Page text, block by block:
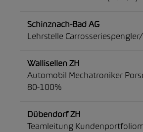
Schinznach-Bad AG
Lehrstelle
Wallisellen ZH
Automobil Mechatroniker
80-100%
Dübendorf ZH
Teamleitung